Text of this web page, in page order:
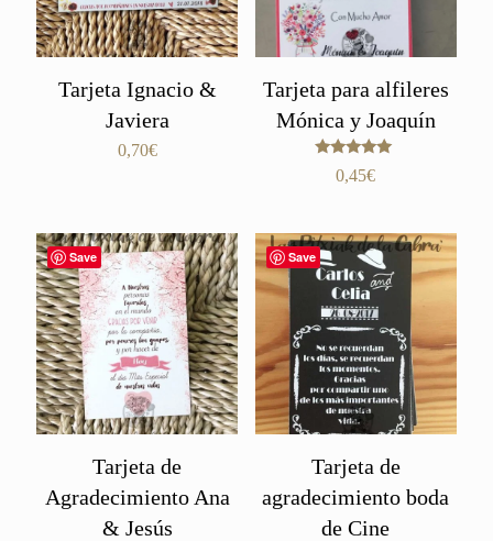
Tarjeta Ignacio &
Javiera
0,70€
Tarjeta para alfileres
Mónica y Joaquín
Valorado
con
0,45€
Save
Tarjeta de
Agradecimiento Ana
& Jesús
Save
Tarjeta de
agradecimiento boda
de Cine